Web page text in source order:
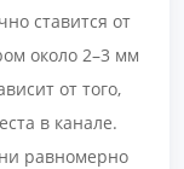
ставится от
около 2–3 мм
от того,
в канале.
равномерно